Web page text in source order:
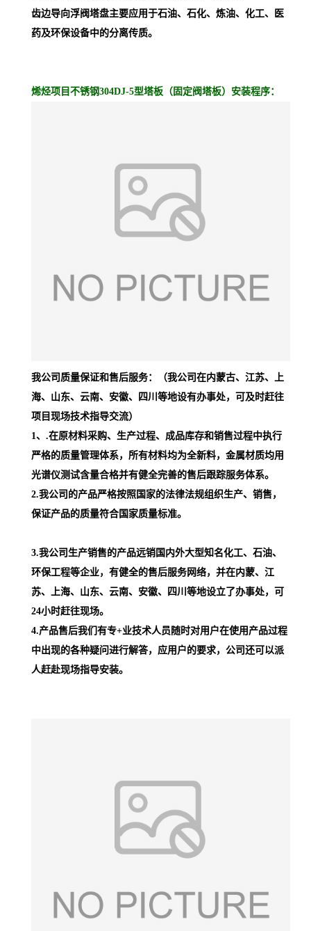
齿边导向浮阀塔盘主要应用于石油、石化、炼油、化工、医
药及环保设备中的分离传质。
烯烃项目不锈钢304DJ-5型塔板（固定阀塔板） 安装程序：
我公司质量保证和售后服务：
（我公司在内蒙古、江苏、上
海、山东、云南、安徽、四川等地设有办事处，可及时赶往
项目现场技术指导交流）
1、 .在原材料采购、生产过程、成品库存和销售过程中执行
严格的质量管理体系，所有材料均为全新料， 金属材质均用
光谱仪测试含量合格并有健全完善的售后跟踪服务体系。
2.我公司的产品严格按照国家的法律法规组织生产、销售，
保证产品的质量符合国家质量标准。
3.我公司生产销售的产品远销国内外大型知名化工、石油、
环保工程等企业，有健全的售后服务网络，并在内蒙、江
苏、上海、山东、云南、安徽、四川等地设立了办事处，可
24小时赶往现场。
4.产品售后我们有专+业技术人员随时对用户在使用产品过程
中出现的各种疑问进行解答，应用户的要求，公司还可以派
人赶赴现场指导安装。